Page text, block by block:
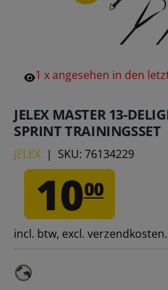
1 xangesehen in den
JELEX MASTER 13-
SPRINT TRAININGSSET
JELEX | SKU: 76134229
1000
incl. btw, excl. verzendkosten.